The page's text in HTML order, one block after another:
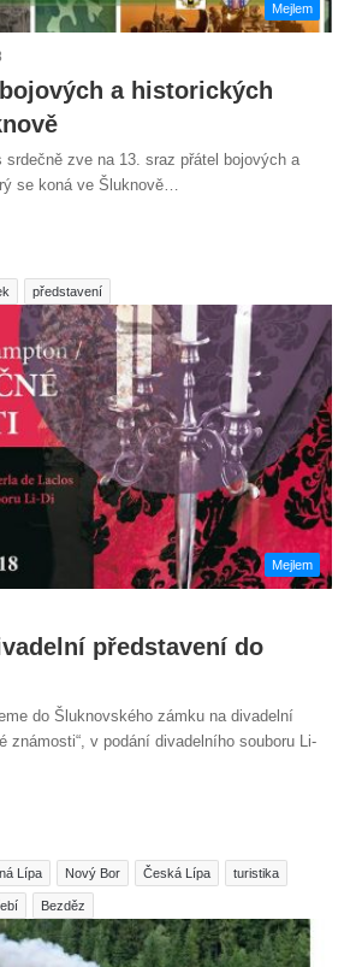
Mejlem
a historických
srdečně zve na 13. sraz přátel bojových a
se koná ve Šluknově…
představení
Mejlem
představení do
do Šluknovského zámku na divadelní
známosti“, v podání divadelního souboru Li-
Lípa Nový Bor Česká Lípa turistika
Bezděz